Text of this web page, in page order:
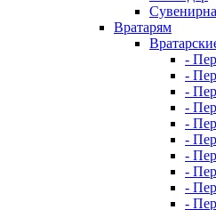
Вратарям
-
-
-
-
-
-
-
-
-
-